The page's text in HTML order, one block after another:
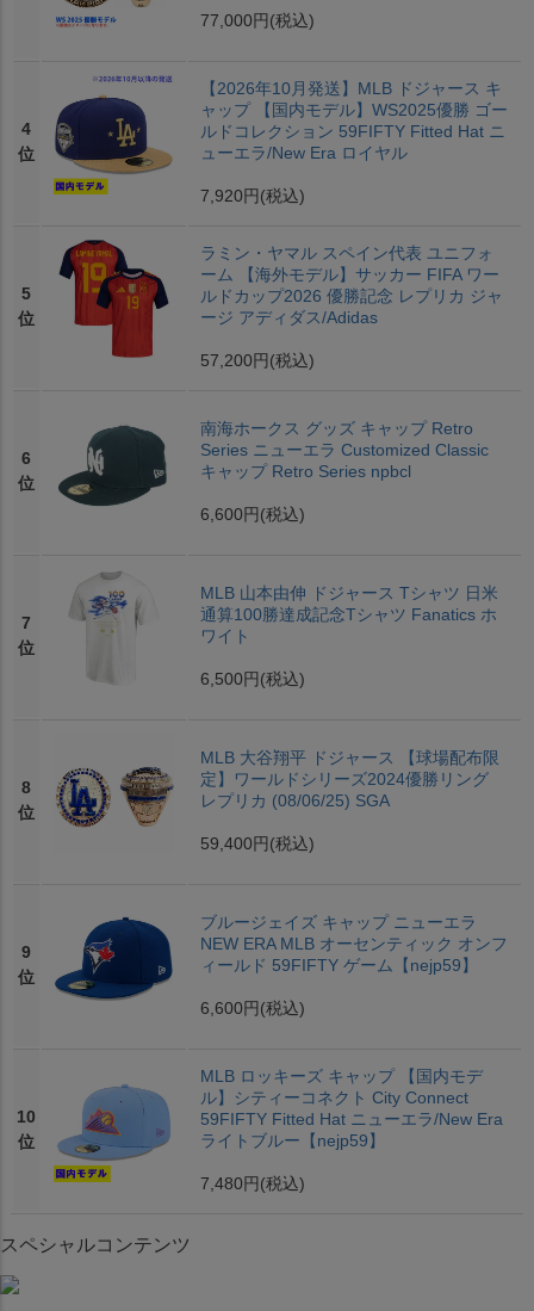
77,000円 (税込)
4
位
【2026年10月発送】MLB ドジャース キ
ャップ 【国内モデル】WS2025優勝 ゴー
ルドコレクション 59FIFTY Fitted Hat ニ
ューエラ/New Era ロイヤル
7,920円 (税込)
5
位
ラミン・ヤマル スペイン代表 ユニフォ
ーム 【海外モデル】サッカー FIFA ワー
ルドカップ2026 優勝記念 レプリカ ジャ
ージ アディダス/Adidas
57,200円 (税込)
6
位
南海ホークス グッズ キャップ Retro
Series ニューエラ Customized Classic
キャップ Retro Series npbcl
6,600円 (税込)
7
位
MLB 山本由伸 ドジャース Tシャツ 日米
通算100勝達成記念Tシャツ Fanatics ホ
ワイト
6,500円 (税込)
8
位
MLB 大谷翔平 ドジャース 【球場配布限
定】ワールドシリーズ2024優勝リング
レプリカ (08/06/25) SGA
59,400円 (税込)
9
位
ブルージェイズ キャップ ニューエラ
NEW ERA MLB オーセンティック オンフ
ィールド 59FIFTY ゲーム【nejp59】
6,600円 (税込)
10
位
MLB ロッキーズ キャップ 【国内モデ
ル】シティーコネクト City Connect
59FIFTY Fitted Hat ニューエラ/New Era
ライトブルー【nejp59】
7,480円 (税込)
スペシャルコンテンツ